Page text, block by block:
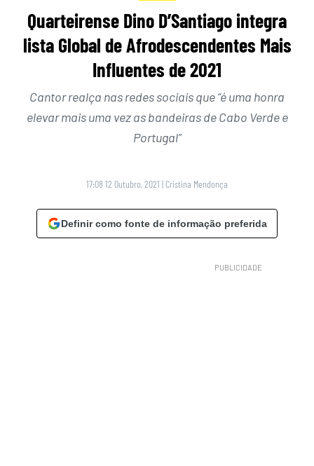
Quarteirense Dino D’Santiago integra
lista Global de Afrodescendentes Mais
Influentes de 2021
Cantor realça nas redes sociais que “é uma honra
elevar mais uma vez as bandeiras de Cabo Verde e
Portugal”
17:08 12 Outubro, 2021 | Cristina Mendonça
Definir como fonte de informação preferida